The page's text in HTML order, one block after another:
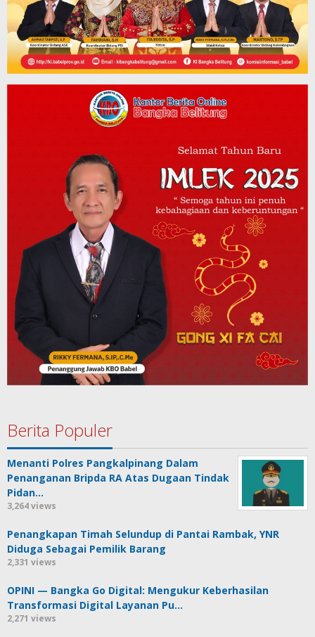
Berita Populer
Menanti Polres Pangkalpinang Dalam
Penanganan Bripda RA Atas Dugaan Tindak
Pidan…
3,264 views
Penangkapan Timah Selundup di Pantai Rambak, YNR
Diduga Sebagai Pemilik Barang
2,331 views
OPINI — Bangka Go Digital: Mengukur Keberhasilan
Transformasi Digital Layanan Pu…
2,271 views